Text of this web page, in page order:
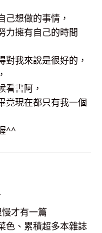
己想做的事情，
力擁有自己的時間
對我來說是很好的，
看書阿，
竟現在都只有我一個
^^
才有一篇
色、累積超多本雜誌